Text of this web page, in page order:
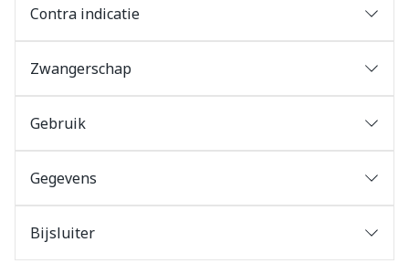
Contra indicatie
Zwangerschap
Gebruik
Gegevens
Bijsluiter